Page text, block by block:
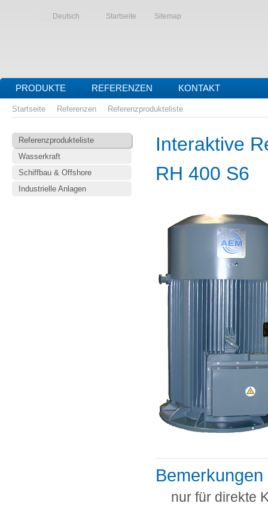
Deutsch Startseite Sitemap
PRODUKTE REFERENZEN KONTAKT
Startseite Referenzen Referenzprodukteliste
Referenzprodukteliste
Wasserkraft
Schiffbau & Offshore
Industrielle Anlagen
Interaktive
RH 400 S6
Bemerkungen
nur für direkte